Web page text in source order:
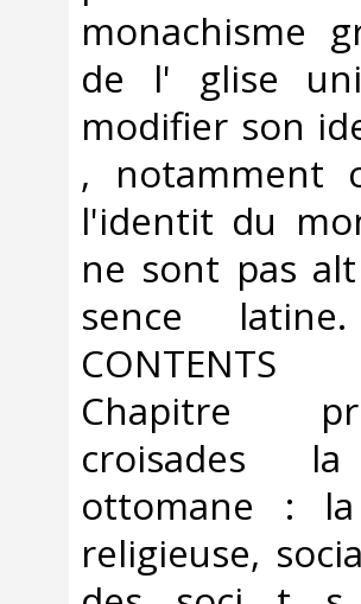
monachisme
de l' glise
modifier son
, notamment
l'identit du
ne sont pas
sence
Chapitre
croisades
ottomane :
religieuse,